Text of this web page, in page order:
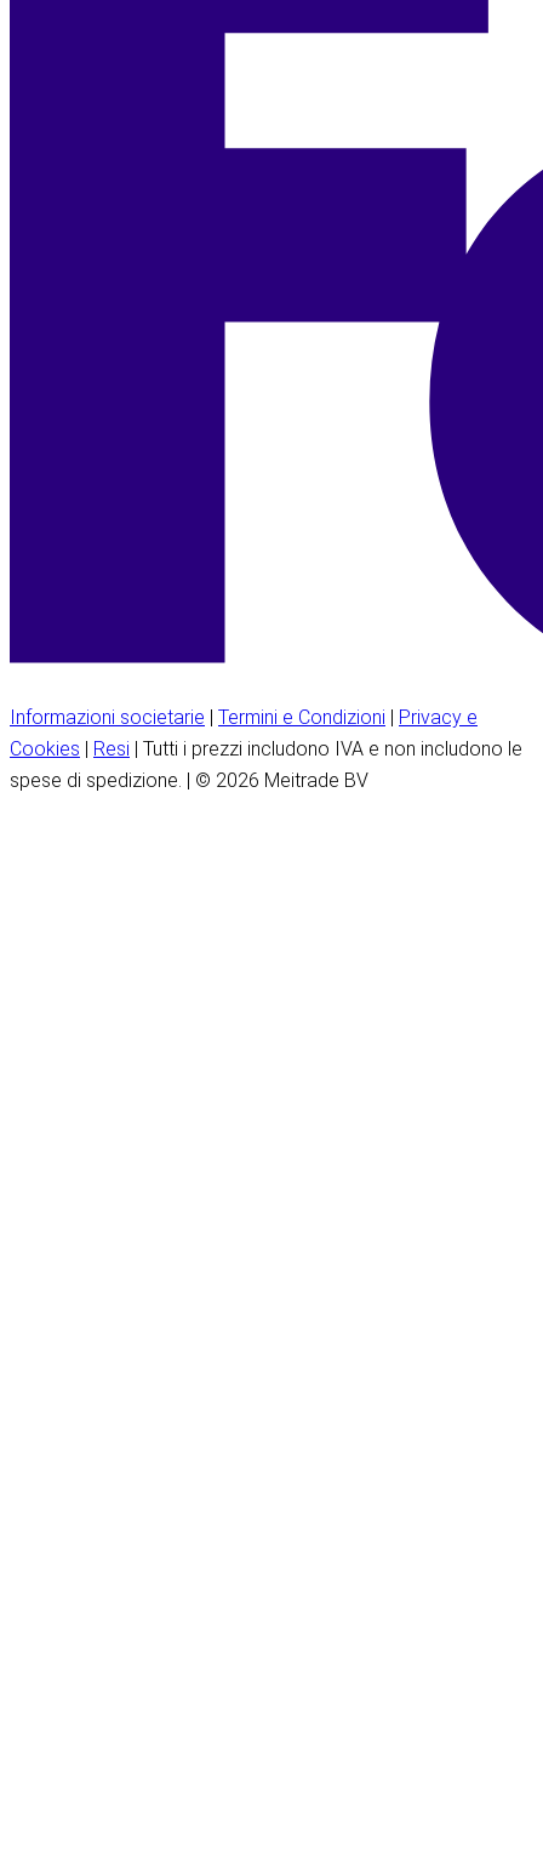
Informazioni societarie | Termini e Condizioni | Privacy e
Cookies | Resi | Tutti i prezzi includono IVA e non includono le
spese di spedizione. | © 2026 Meitrade BV